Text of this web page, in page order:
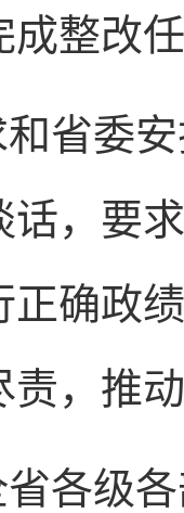
成整改
省委
话，要
正确政
责，推
各级